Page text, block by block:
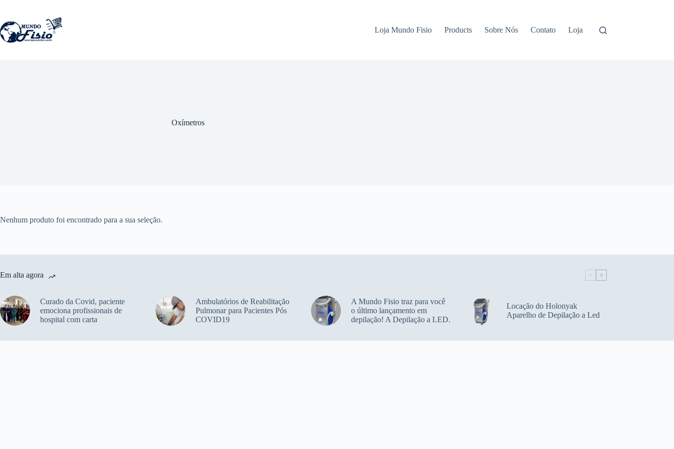
conteúdo
Loja Mundo Fisio Products Sobre Nós Contato Loja
Oxímetros
Nenhum produto foi encontrado para a sua seleção.
Em alta agora
Curado da Covid, paciente
emociona profissionais de
hospital com carta
Ambulatórios de Reabilitação
Pulmonar para Pacientes Pós
COVID19
A Mundo Fisio traz para você
o último lançamento em
depilação! A Depilação a LED.
Locação do Holonyak
Aparelho de Depilação a Led